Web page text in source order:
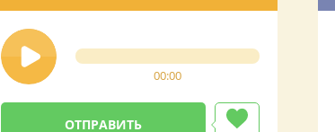
сестры
00:00